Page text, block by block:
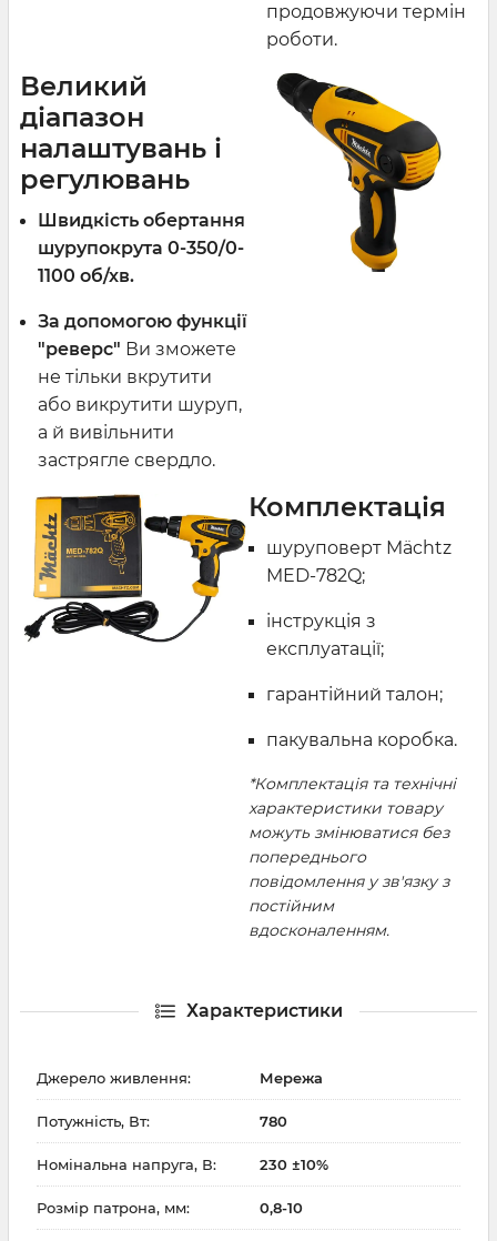
продовжуючи термін
роботи.
Великий
діапазон
налаштувань і
регулювань
Швидкість обертання
шурупокрута 0-350/0-
1100 об/хв.
За допомогою функції
"реверс" Ви зможете
не тільки вкрутити
або викрутити шуруп,
а й вивільнити
застрягле свердло.
Комплектація
шуруповерт Mächtz
MED-782Q;
інструкція з
експлуатації;
гарантійний талон;
пакувальна коробка.
*Комплектація та технічні
характеристики товару
можуть змінюватися без
попереднього
повідомлення у зв'язку з
постійним
вдосконаленням.
Характеристики
Джерело живлення: Мережа
Потужність, Вт: 780
Номінальна напруга, В: 230 ±10%
Розмір патрона, мм: 0,8-10